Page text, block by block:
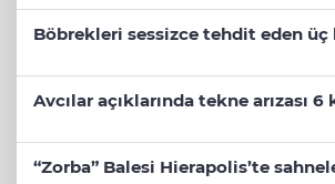
Böbrekleri sessizce tehdit eden üç
Avcılar açıklarında tekne arızası 6
“Zorba” Balesi Hierapolis’te